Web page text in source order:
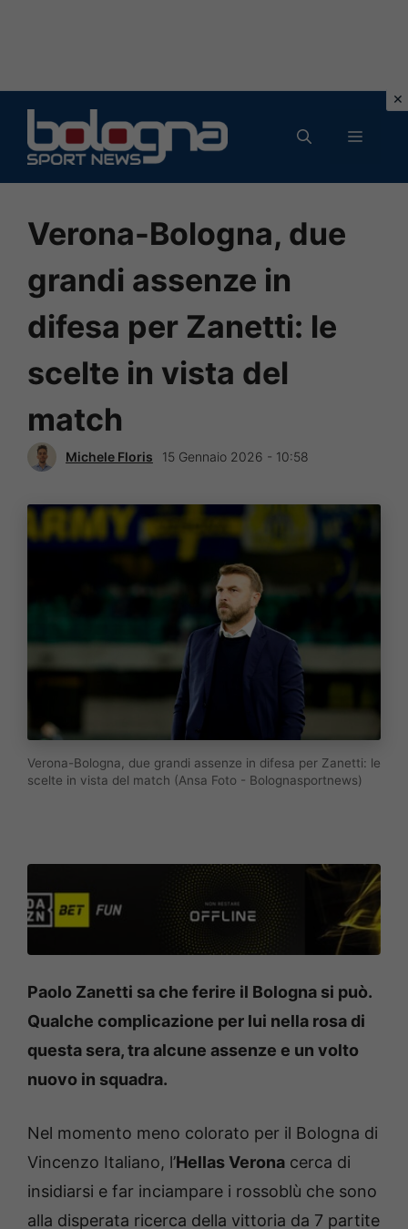
contenuto
MENU
Verona-Bologna, due
grandi assenze in
difesa per Zanetti: le
scelte in vista del
match
Michele Floris 15 Gennaio 2026 - 10:58
Verona-Bologna, due grandi assenze in difesa per Zanetti: le
scelte in vista del match (Ansa Foto - Bolognasportnews)
Paolo Zanetti sa che ferire il Bologna si può.
Qualche complicazione per lui nella rosa di
questa sera, tra alcune assenze e un volto
nuovo in squadra.
Nel momento meno colorato per il Bologna di
Vincenzo Italiano, l’Hellas Verona cerca di
insidiarsi e far inciampare i rossoblù che sono
alla disperata ricerca della vittoria da 7 partite